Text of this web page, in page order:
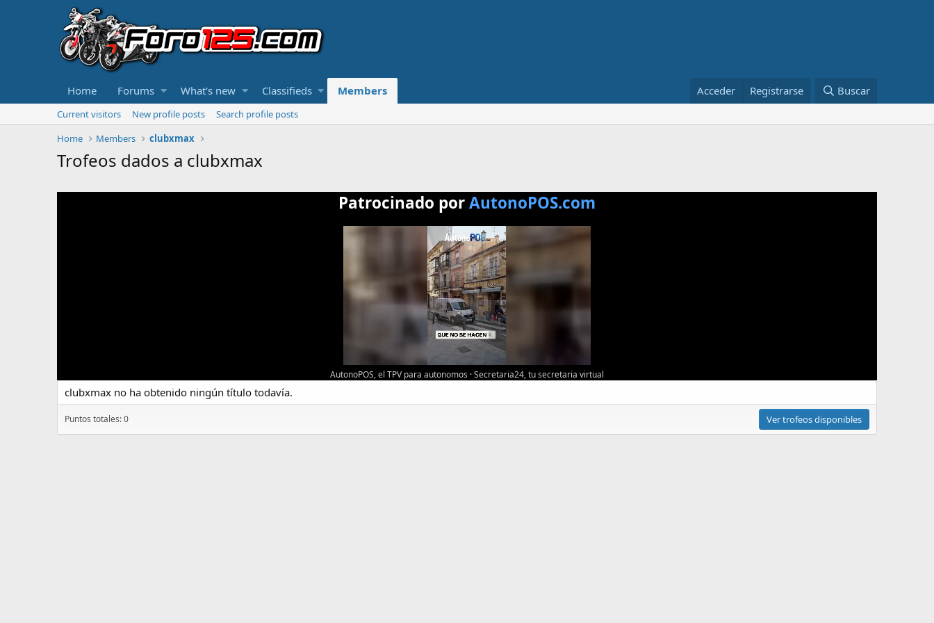
Home Forums What's new Classifieds Members Acceder Registrarse Buscar
Current visitors New profile posts
Search profile posts
Home
Members clubxmax
Trofeos dados a clubxmax
Patrocinado porAutonoPOS.com
AutonoPOS, el TPV para autonomos ·Secretaria24, tu secretaria virtual
clubxmax no ha obtenido ningún título todavía.
Puntos totales: 0 Ver trofeos disponibles